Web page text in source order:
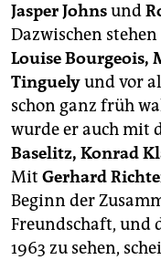
Jasper Johnsund
Dazwischen
Louise Bourgeois,
Tinguelyund vor
schon ganz früh
wurde er auch mit
Baselitz, Konrad
Mit Gerhard
Beginn der
Freundschaft, und
1963 zu sehen,